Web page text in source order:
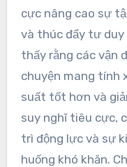
cực nâng cao sự
và thúc đẩy tư
thấy rằng các vận
chuyện mang tính
suất tốt hơn và
suy nghĩ tiêu cực,
trì động lực và sự
huống khó khăn.